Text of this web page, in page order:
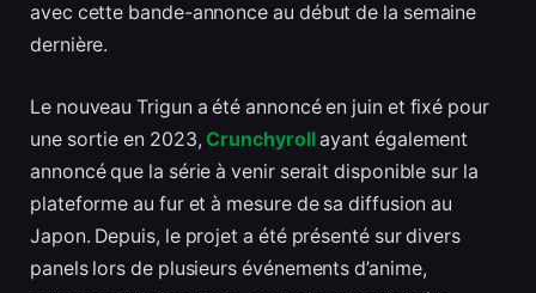
avec cette bande-annonce au début de la semaine
dernière.
Le nouveau Trigun a été annoncé en juin et fixé pour
une sortie en 2023, Crunchyrollayant également
annoncé que la série à venir serait disponible sur la
plateforme au fur et à mesure de sa diffusion au
Japon. Depuis, le projet a été présenté sur divers
panels lors de plusieurs événements d’anime,